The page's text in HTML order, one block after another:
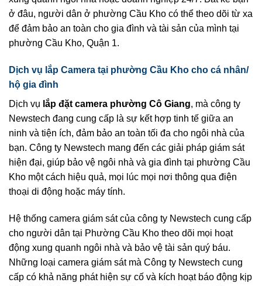
ở đâu, người dân ở phường Cầu Kho có thể theo dõi từ xa
để đảm bảo an toàn cho gia đình và tài sản của mình tại
phường Cầu Kho, Quận 1.
Dịch vụ lắp Camera tại phường Cầu Kho cho cá nhân/
hộ gia đình
Dịch vụ lắp đặt camera phường Cô Giang, mà công ty
Newstech đang cung cấp là sự kết hợp tinh tế giữa an
ninh và tiện ích, đảm bảo an toàn tối đa cho ngôi nhà của
bạn. Công ty Newstech mang đến các giải pháp giám sát
hiện đại, giúp bảo vệ ngôi nhà và gia đình tại phường Cầu
Kho một cách hiệu quả, mọi lúc mọi nơi thông qua điện
thoại di động hoặc máy tính.
Hệ thống camera giám sát của công ty Newstech cung cấp
cho người dân tại Phường Cầu Kho theo dõi mọi hoạt
động xung quanh ngôi nhà và bảo vệ tài sản quý báu.
Những loại camera giám sát mà Công ty Newstech cung
cấp có khả năng phát hiện sự cố và kích hoạt báo động kịp